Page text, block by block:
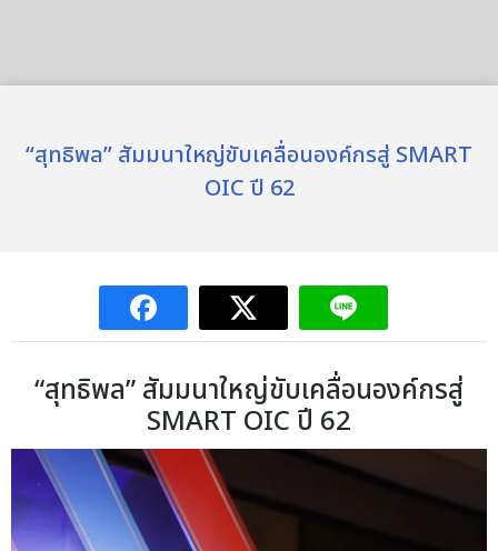
“สุทธิพล” สัมมนาใหญ่ขับเคลื่อนองค์กรสู่ SMART
OIC ปี 62
“สุทธิพล” สัมมนาใหญ่ขับเคลื่อนองค์กรสู่
SMART OIC ปี 62